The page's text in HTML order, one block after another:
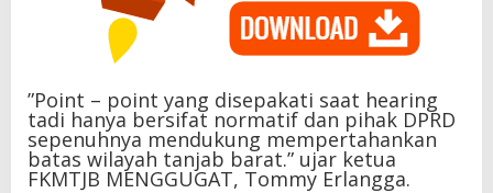
‎”Point – point yang disepakati saat hearing
tadi hanya bersifat normatif dan pihak DPRD
sepenuhnya mendukung mempertahankan
batas wilayah tanjab barat.” ujar ketua
FKMTJB MENGGUGAT, Tommy Erlangga.